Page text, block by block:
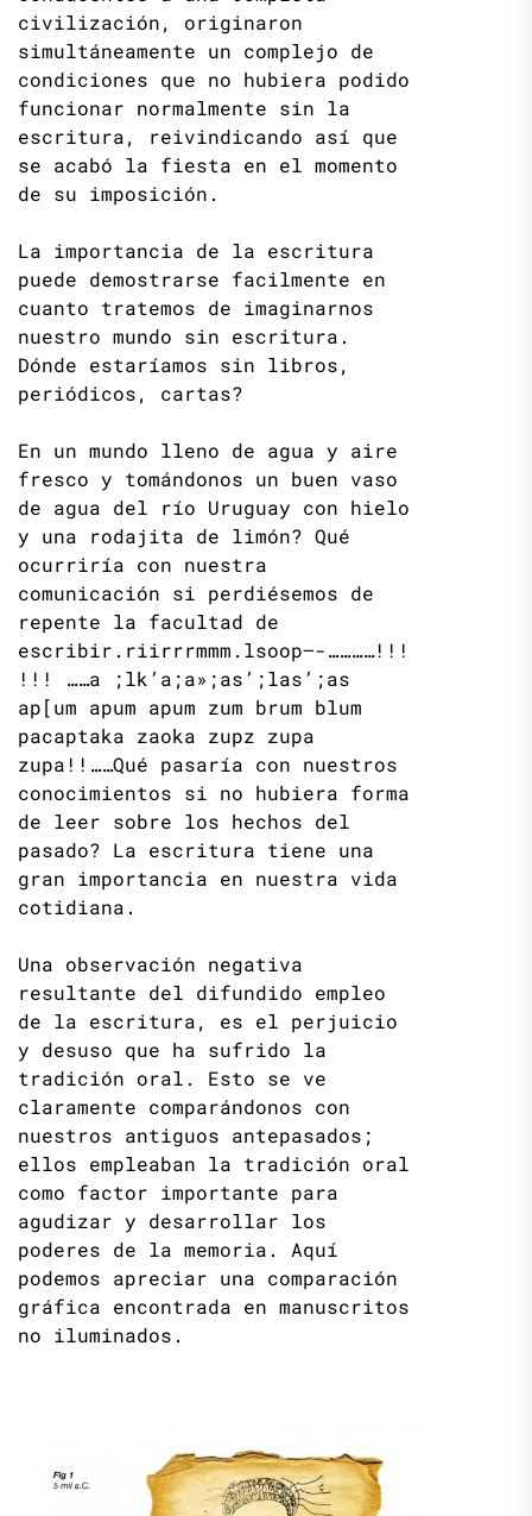
civilización, originaron
simultáneamente un complejo de
condiciones que no hubiera podido
funcionar normalmente sin la
escritura, reivindicando así que
se acabó la fiesta en el momento
de su imposición.
La importancia de la escritura
puede demostrarse facilmente en
cuanto tratemos de imaginarnos
nuestro mundo sin escritura.
Dónde estaríamos sin libros,
periódicos, cartas?
En un mundo lleno de agua y aire
fresco y tomándonos un buen vaso
de agua del río Uruguay con hielo
y una rodajita de limón? Qué
ocurriría con nuestra
comunicación si perdiésemos de
repente la facultad de
escribir.riirrrmmm.lsoop—-…………!!!
!!! ……a ;lk’a;a»;as’;las’;as
ap[um apum apum zum brum blum
pacaptaka zaoka zupz zupa
zupa!!……Qué pasaría con nuestros
conocimientos si no hubiera forma
de leer sobre los hechos del
pasado? La escritura tiene una
gran importancia en nuestra vida
cotidiana.
Una observación negativa
resultante del difundido empleo
de la escritura, es el perjuicio
y desuso que ha sufrido la
tradición oral. Esto se ve
claramente comparándonos con
nuestros antiguos antepasados;
ellos empleaban la tradición oral
como factor importante para
agudizar y desarrollar los
poderes de la memoria. Aquí
podemos apreciar una comparación
gráfica encontrada en manuscritos
no iluminados.